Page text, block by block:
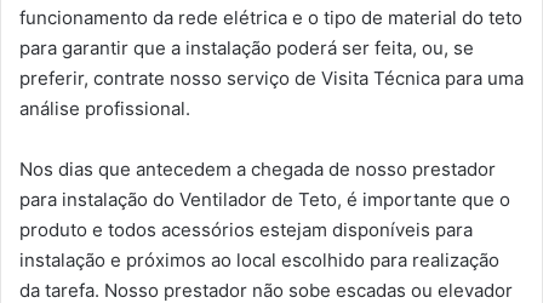
funcionamento da rede elétrica e o tipo de material do teto
para garantir que a instalação poderá ser feita, ou, se
preferir, contrate nosso serviço de Visita Técnica para uma
análise profissional.
Nos dias que antecedem a chegada de nosso prestador
para instalação do Ventilador de Teto, é importante que o
produto e todos acessórios estejam disponíveis para
instalação e próximos ao local escolhido para realização
da tarefa. Nosso prestador não sobe escadas ou elevador